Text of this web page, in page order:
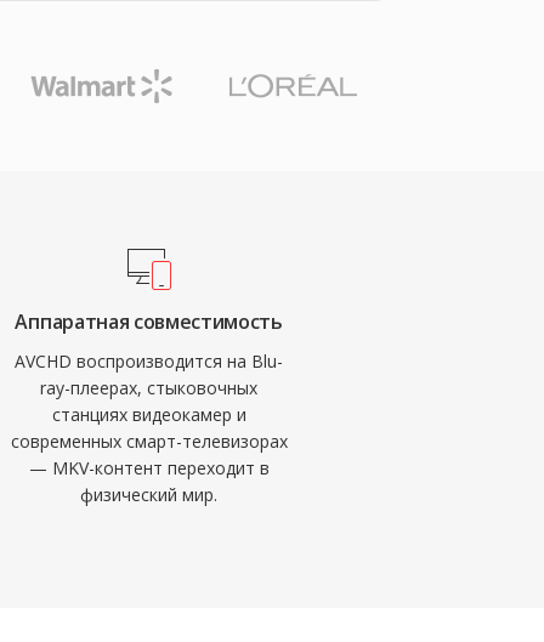
Аппаратная совместимость
AVCHD воспроизводится на Blu-
ray-плеерах, стыковочных
станциях видеокамер и
современных смарт-телевизорах
— MKV-контент переходит в
физический мир.